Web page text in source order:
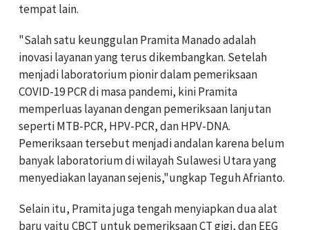
tempat lain.
"Salah satu keunggulan Pramita Manado adalah
inovasi layanan yang terus dikembangkan. Setelah
menjadi laboratorium pionir dalam pemeriksaan
COVID-19 PCR di masa pandemi, kini Pramita
memperluas layanan dengan pemeriksaan lanjutan
seperti MTB-PCR, HPV-PCR, dan HPV-DNA.
Pemeriksaan tersebut menjadi andalan karena belum
banyak laboratorium di wilayah Sulawesi Utara yang
menyediakan layanan sejenis,"ungkap Teguh Afrianto.
Selain itu, Pramita juga tengah menyiapkan dua alat
baru yaitu CBCT untuk pemeriksaan CT gigi, dan EEG